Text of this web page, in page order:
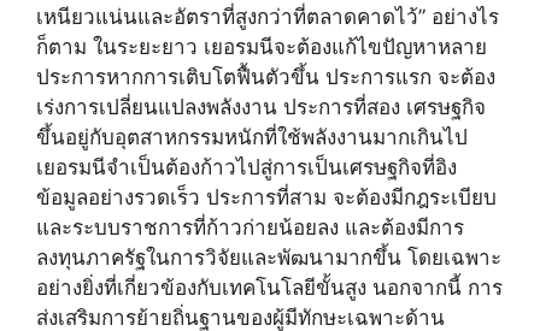
เหนียวแน่นและอัตราที่สูงกว่าที่ตลาดคาดไว้” อย่างไร
ก็ตาม ในระยะยาว เยอรมนีจะต้องแก้ไขปัญหาหลาย
ประการหากการเติบโตฟื้นตัวขึ้น ประการแรก จะต้อง
เร่งการเปลี่ยนแปลงพลังงาน ประการที่สอง เศรษฐกิจ
ขึ้นอยู่กับอุตสาหกรรมหนักที่ใช้พลังงานมากเกินไป
เยอรมนีจำเป็นต้องก้าวไปสู่การเป็นเศรษฐกิจที่อิง
ข้อมูลอย่างรวดเร็ว ประการที่สาม จะต้องมีกฎระเบียบ
และระบบราชการที่ก้าวก่ายน้อยลง และต้องมีการ
ลงทุนภาครัฐในการวิจัยและพัฒนามากขึ้น โดยเฉพาะ
อย่างยิ่งที่เกี่ยวข้องกับเทคโนโลยีขั้นสูง นอกจากนี้ การ
ส่งเสริมการย้ายถิ่นฐานของผู้มีทักษะเฉพาะด้าน